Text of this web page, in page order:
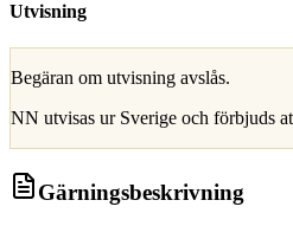
Utvisning
Begäran om utvisning avslås.
NN utvisas ur Sverige och förbjuds
Gärningsbeskrivning